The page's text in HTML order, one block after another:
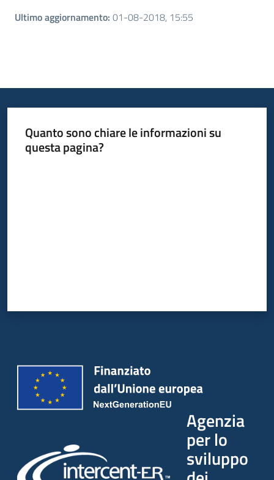
Ultimo aggiornamento: 01-08-2018, 15:55
Quanto sono chiare le informazioni su
questa pagina?
Agenzia
per lo
sviluppo